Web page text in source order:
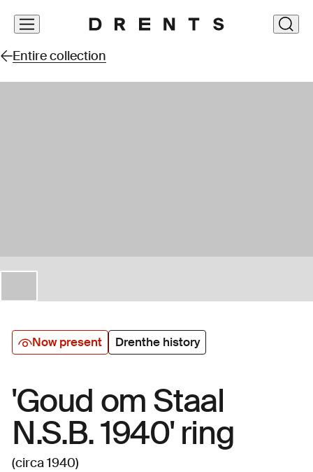
Skip
Entire collection
Now present Drenthe history
'Goud om Staal
N.S.B. 1940' ring
(circa 1940)